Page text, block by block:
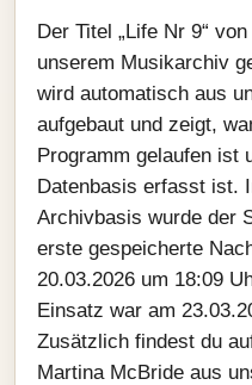
Der Titel „Life Nr 9“
unserem Musikarchiv
wird automatisch aus
aufgebaut und zeigt,
Programm gelaufen ist
Datenbasis erfasst ist.
Archivbasis wurde der
erste gespeicherte
20.03.2026 um 18:09
Einsatz war am
Zusätzlich findest du
Martina McBride aus